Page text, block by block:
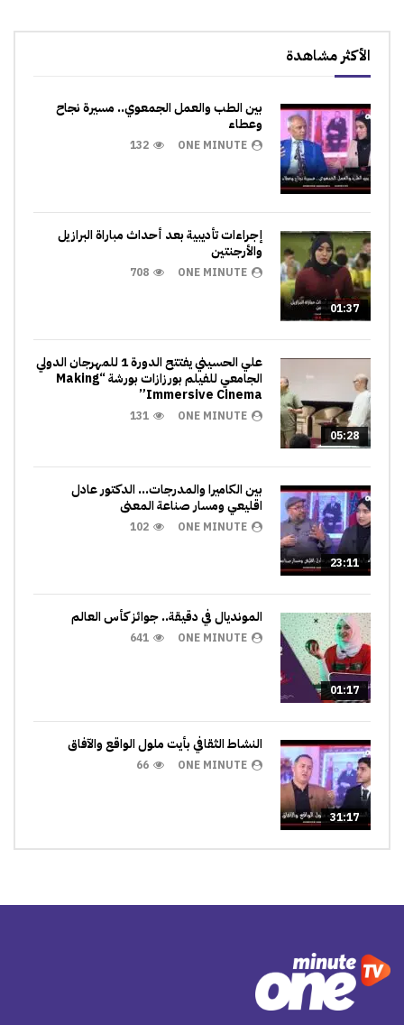
الأكثر مشاهدة
بين الطب والعمل الجمعوي.. مسيرة نجاح
وعطاء
ONE MINUTE
132
01:37
إجراءات تأديبية بعد أحداث مباراة البرازيل
والأرجنتين
ONE MINUTE
708
05:28
علي الحسيني يفتتح الدورة 1 للمهرجان الدولي
الجامعي للفيلم بورزازات بورشة “Making
Immersive Cinema”
ONE MINUTE
131
23:11
بين الكاميرا والمدرجات… الدكتور عادل
اقليعي ومسار صناعة المعنى
ONE MINUTE
102
01:17
المونديال في دقيقة.. جوائز كأس العالم
ONE MINUTE
641
31:17
النشاط الثقافي بأيت ملول الواقع والآفاق
ONE MINUTE
66